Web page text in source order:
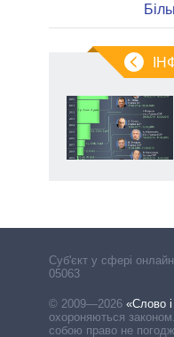
Cуб'єкт у сфері
05063
© 2009—2026 «Слово
охороняються
собою право не